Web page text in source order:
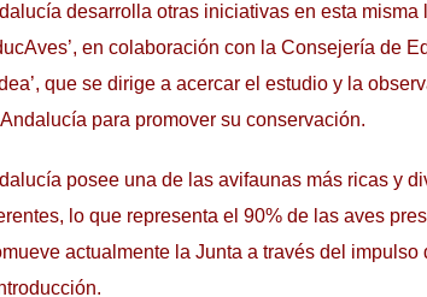
desarrolla otras iniciativas en esta
en colaboración con la Consejería de
que se dirige a acercar el estudio y la
para promover su conservación.
posee una de las avifaunas más ricas y
lo que representa el 90% de las aves
actualmente la Junta a través del